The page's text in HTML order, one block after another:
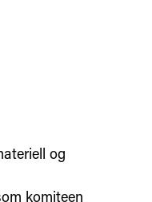
og
komiteen